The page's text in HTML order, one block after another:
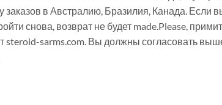
в Австралию, Бразилия, Канада. Если
снова, возврат не будет made.Please,
sarms.com. Вы должны согласовать